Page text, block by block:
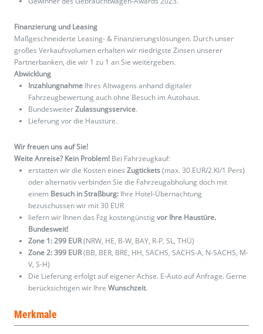
Finanzierung und Leasing
Maßgeschneiderte Leasing- & Finanzierungslösungen. Durch unser
großes Verkaufsvolumen erhalten wir niedrigste Zinsen unserer
Partnerbanken, die wir 1 zu 1 an Sie weitergeben.
Abwicklung
Inzahlungnahme Ihres Altwagens anhand digitaler
Fahrzeugbewertung auch ohne Besuch im Autohaus.
BundesweiterZulassungsservice.
Lieferung vor die Haustüre.
Wir freuen uns auf Sie!
Weite Anreise? Kein Problem! Bei Fahrzeugkauf:
erstatten wir die Kosten eines Zugtickets(max. 30 EUR/2.Kl/1 Pers)
oder alternativ verbinden Sie die Fahrzeugabholung doch mit
einem Besuch in Straßburg: Ihre Hotel-Übernachtung
bezuschussen wir mit 30 EUR
liefern wir Ihnen das Fzg kostengünstig vor Ihre Haustüre.
Bundesweit!
Zone 1: 299 EUR(NRW, HE, B-W, BAY, R-P, SL, THÜ)
Zone 2: 399 EUR(BB, BER, BRE, HH, SACHS, SACHS-A, N-SACHS, M-
V, S-H)
Die Lieferung erfolgt auf eigener Achse. E-Auto auf Anfrage. Gerne
berücksichtigen wir Ihre Wunschzeit.
Merkmale